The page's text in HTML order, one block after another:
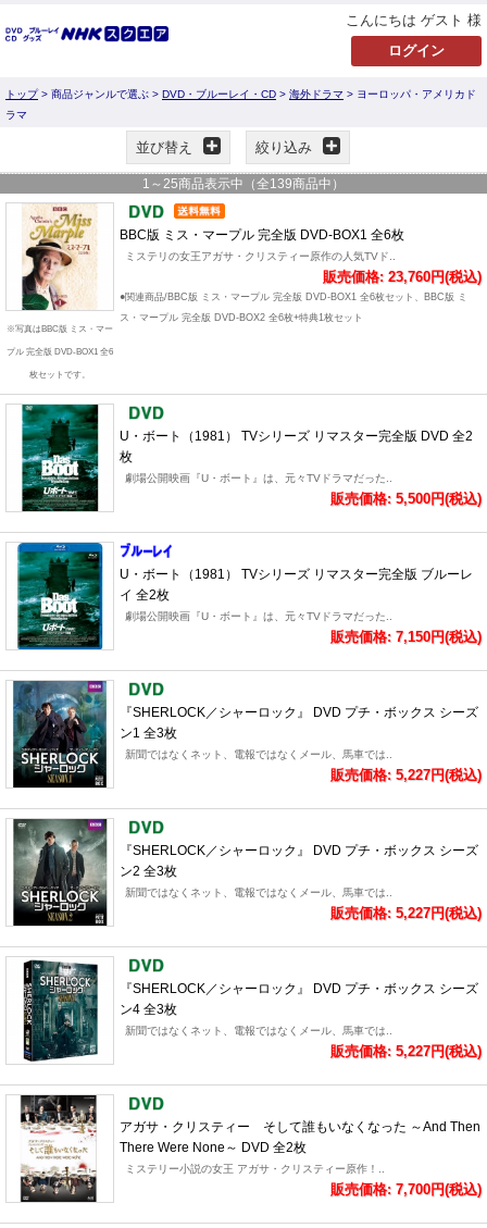
こんにちは ゲスト 様
トップ> 商品ジャンルで選ぶ > DVD・ブルーレイ・CD > 海外ドラマ > ヨーロッパ・アメリカド
ラマ
並び替え 絞り込み
1 ～ 25商品表示中（全139商品中）
※写真はBBC版 ミス・マー
プル 完全版 DVD-BOX1 全6
枚セットです。
BBC版 ミス・マープル 完全版 DVD-BOX1 全6枚
ミステリの女王アガサ・クリスティー原作の人気TVド..
販売価格: 23,760円(税込)
●関連商品/BBC版 ミス・マープル 完全版 DVD-BOX1 全6枚セット、BBC版 ミ
ス・マープル 完全版 DVD-BOX2 全6枚+特典1枚セット
U・ボート（1981） TVシリーズ リマスター完全版 DVD 全2
枚
劇場公開映画『U・ボート』は、元々TVドラマだった..
販売価格: 5,500円(税込)
U・ボート（1981） TVシリーズ リマスター完全版 ブルーレ
イ 全2枚
劇場公開映画『U・ボート』は、元々TVドラマだった..
販売価格: 7,150円(税込)
『SHERLOCK／シャーロック』 DVD プチ・ボックス シーズ
ン1 全3枚
新聞ではなくネット、電報ではなくメール、馬車では..
販売価格: 5,227円(税込)
『SHERLOCK／シャーロック』 DVD プチ・ボックス シーズ
ン2 全3枚
新聞ではなくネット、電報ではなくメール、馬車では..
販売価格: 5,227円(税込)
『SHERLOCK／シャーロック』 DVD プチ・ボックス シーズ
ン4 全3枚
新聞ではなくネット、電報ではなくメール、馬車では..
販売価格: 5,227円(税込)
アガサ・クリスティー そして誰もいなくなった ～And Then
There Were None～ DVD 全2枚
ミステリー小説の女王 アガサ・クリスティー原作！..
販売価格: 7,700円(税込)